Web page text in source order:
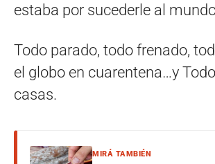
estaba por sucederle al
Todo parado, todo frenado,
el globo en cuarentena…y
casas.
MIRÁ TAMBIÉN